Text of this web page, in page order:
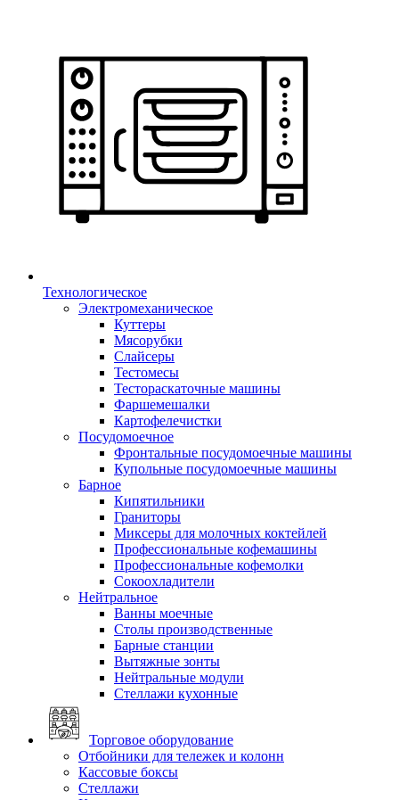
Технологическое
Электромеханическое
Куттеры
Мясорубки
Слайсеры
Тестомесы
Тестораскаточные машины
Фаршемешалки
Картофелечистки
Посудомоечное
Фронтальные посудомоечные машины
Купольные посудомоечные машины
Барное
Кипятильники
Граниторы
Миксеры для молочных коктейлей
Профессиональные кофемашины
Профессиональные кофемолки
Сокоохладители
Нейтральное
Ванны моечные
Столы производственные
Барные станции
Вытяжные зонты
Нейтральные модули
Стеллажи кухонные
Торговое оборудование
Отбойники для тележек и колонн
Кассовые боксы
Стеллажи